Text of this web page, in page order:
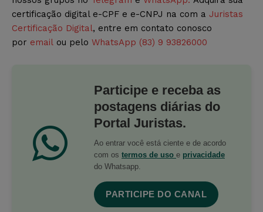
certificação digital e-CPF e e-CNPJ na com a Juristas
Certificação Digital, entre em contato conosco
por email ou pelo WhatsApp (83) 9 93826000
Participe e receba as
postagens diárias do
Portal Juristas.
Ao entrar você está ciente e de acordo
com os termos de uso e privacidade
do Whatsapp.
PARTICIPE DO CANAL